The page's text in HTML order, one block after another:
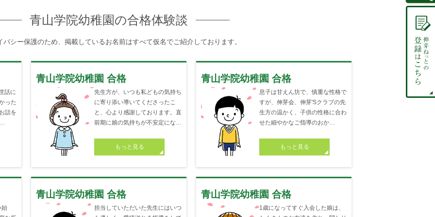
青山学院幼稚園の合格体験談
シー保護のため、掲載しているお名前はすべて仮名でご紹介しております。
話に
った
話を
…
青山学院幼稚園 合格
先生方が、いつも私どもの気持ち
に寄り添い導いてくださったこ
と、心より感謝しております。直
前期に娘の気持ちが不安定にな…
もっと見る
青山学院幼稚園 合格
息子は甘えん坊で、慎重な性格で
すが、伸芽会、伸芽'Sクラブの先
生方の温かく、子供の性格に合わ
せた細やかなご指導のおか…
もっと見る
始
青山学院幼稚園 合格
担当していただいた先生にはいつ
青山学院幼稚園 合格
1歳になってすぐ入会した娘は、